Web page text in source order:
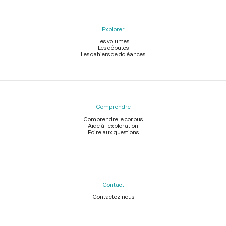
Explorer
Les volumes
Les députés
Les cahiers de doléances
Comprendre
Comprendre le corpus
Aide à l'exploration
Foire aux questions
Contact
Contactez-nous